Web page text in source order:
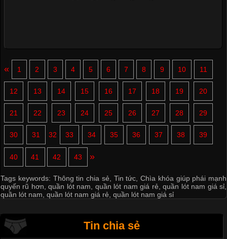
« 1 2 3 4 5 6 7 8 9 10 11
12 13 14 15 16 17 18 19 20
21 22 23 24 25 26 27 28 29
30 31 32 33 34 35 36 37 38 39
40 41 42 43 »
Tags keywords: Thông tin chia sẻ Tin tức Chìa khóa giúp phái mạnh
quyến rũ hơn ,quần lót nam quần lót nam giá rẻ ,quần lót nam giá sỉ
quần lót nam quần lót nam giá rẻ quần lót nam giá sỉ
Tin chia sẻ